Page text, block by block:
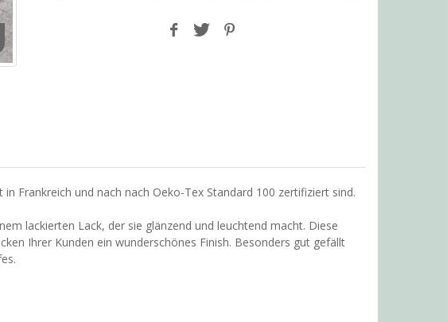
Frankreich und nach nach Oeko-Tex Standard 100 zertifiziert sind.
lackierten Lack, der sie glänzend und leuchtend macht. Diese
Ihrer Kunden ein wunderschönes Finish. Besonders gut gefällt